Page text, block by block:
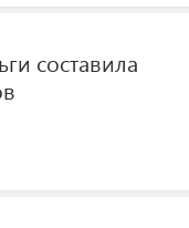
составила